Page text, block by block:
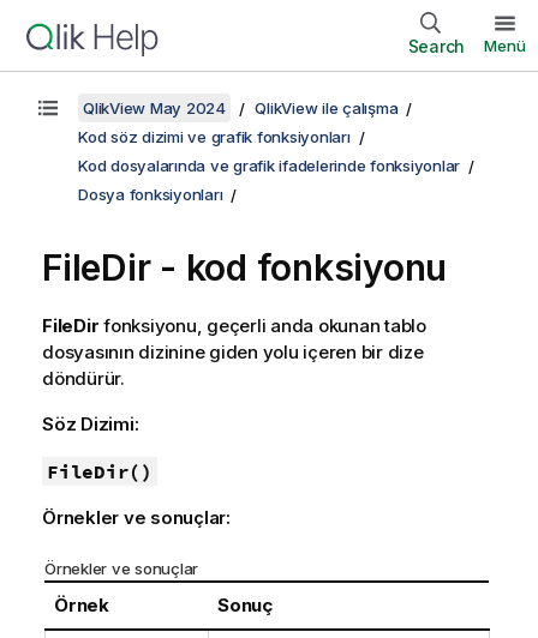
Search Menü
QlikView May 2024
QlikView ile çalışma
Kod söz dizimi ve grafik fonksiyonları
Kod dosyalarında ve grafik ifadelerinde fonksiyonlar
Dosya fonksiyonları
FileDir - kod fonksiyonu
FileDir fonksiyonu, geçerli anda okunan tablo
dosyasının dizinine giden yolu içeren bir dize
döndürür.
Söz Dizimi:
FileDir()
Örnekler ve sonuçlar:
Örnekler ve sonuçlar
Örnek Sonuç